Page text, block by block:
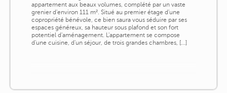
appartement aux beaux volumes, complété par un vaste
grenier d'environ 111 m². Situé au premier étage d'une
copropriété bénévole, ce bien saura vous séduire par ses
espaces généreux, sa hauteur sous plafond et son fort
potentiel d'aménagement. L'appartement se compose
d'une cuisine, d'un séjour, de trois grandes chambres, [...]